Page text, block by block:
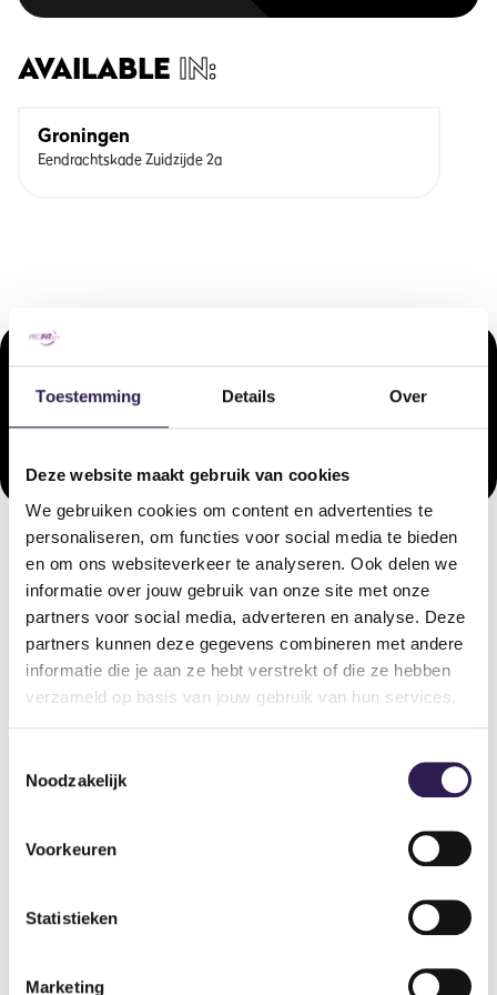
Toestemming Details Over
Deze website maakt gebruik van cookies
We gebruiken cookies om content en advertenties te
personaliseren, om functies voor social media te bieden
en om ons websiteverkeer te analyseren. Ook delen we
informatie over jouw gebruik van onze site met onze
partners voor social media, adverteren en analyse. Deze
partners kunnen deze gegevens combineren met andere
informatie die je aan ze hebt verstrekt of die ze hebben
verzameld op basis van jouw gebruik van hun services.
Noodzakelijk
Voorkeuren
Statistieken
Marketing
AVAILABLE IN:
Groningen
Eendrachtskade Zuidzijde 2a
COMPARABLE
BodyPump
DO YOU WANTALL-IN
FITNESS?
Become a member